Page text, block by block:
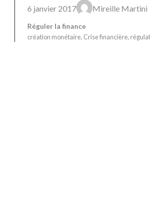
6 janvier 2017 Mireille Martini
Réguler la finance
création monétaire, Crise financière,